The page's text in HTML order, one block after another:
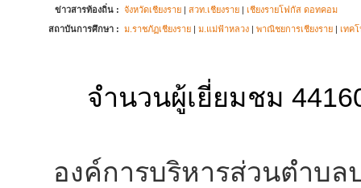
ข่าวสารท้องถิ่น : จังหวัดเชียงราย | สวท.เชียงราย | เชียงรายโฟกัส ดอทคอม
สถาบันการศึกษา : ม.ราชภัฏเชียงราย | ม.แม่ฟ้าหลวง | พาณิชยการเชียงราย | เทค
จำนวนผู้เยี่ยมชม
องค์การบริหารส่วนตำบ